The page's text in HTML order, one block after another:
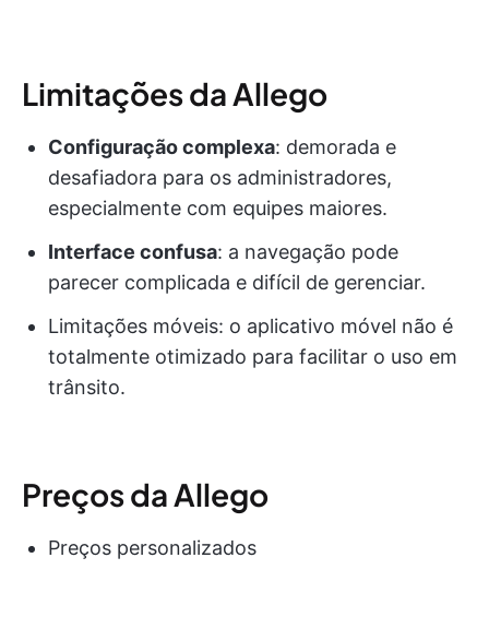
Limitações da Allego
Configuração complexa: demorada e
desafiadora para os administradores,
especialmente com equipes maiores.
Interface confusa: a navegação pode
parecer complicada e difícil de gerenciar.
Limitações móveis: o aplicativo móvel não é
totalmente otimizado para facilitar o uso em
trânsito.
Preços da Allego
Preços personalizados